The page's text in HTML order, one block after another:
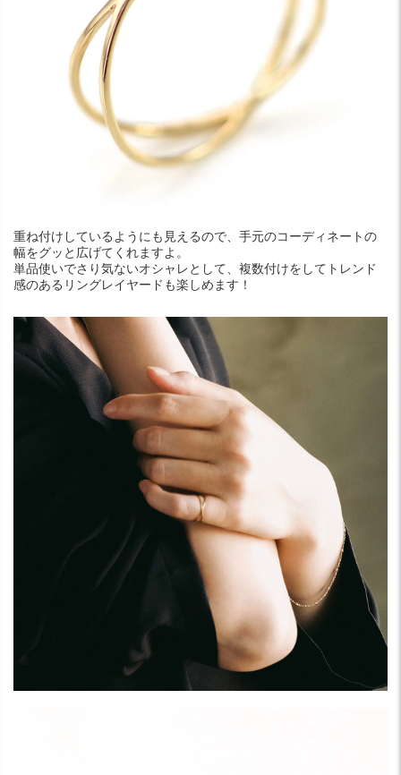
重ね付けしているようにも見えるので、手元のコーディネートの
幅をグッと広げてくれますよ。
単品使いでさり気ないオシャレとして、複数付けをしてトレンド
感のあるリングレイヤードも楽しめます！